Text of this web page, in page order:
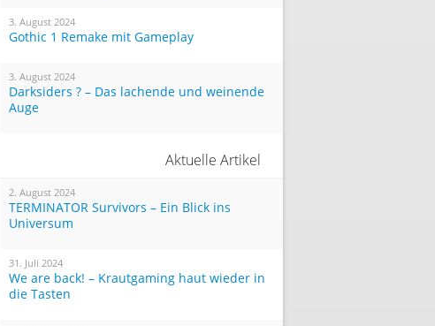
3. August 2024
Gothic 1 Remake mit Gameplay
3. August 2024
Darksiders ? – Das lachende und weinende
Auge
Aktuelle Artikel
2. August 2024
TERMINATOR Survivors – Ein Blick ins
Universum
31. Juli 2024
We are back! – Krautgaming haut wieder in
die Tasten